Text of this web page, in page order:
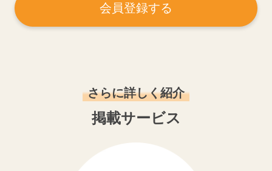
会員登録する
さらに詳しく紹介
掲載サービス